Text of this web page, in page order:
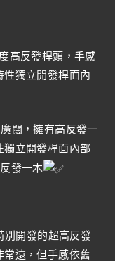
高反發桿頭，手感
性獨立開發桿面內
闊，擁有高反發一
獨立開發桿面內部
發一木
別開發的超高反發
遠，但手感依舊